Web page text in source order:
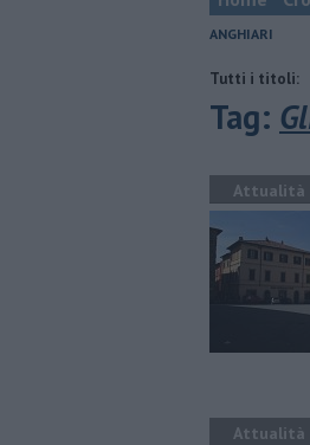
ANGHIARI
Tutti i titoli:
​Tutte le offerte di lavoro in provincia
Tag:
Attualità
Attualità